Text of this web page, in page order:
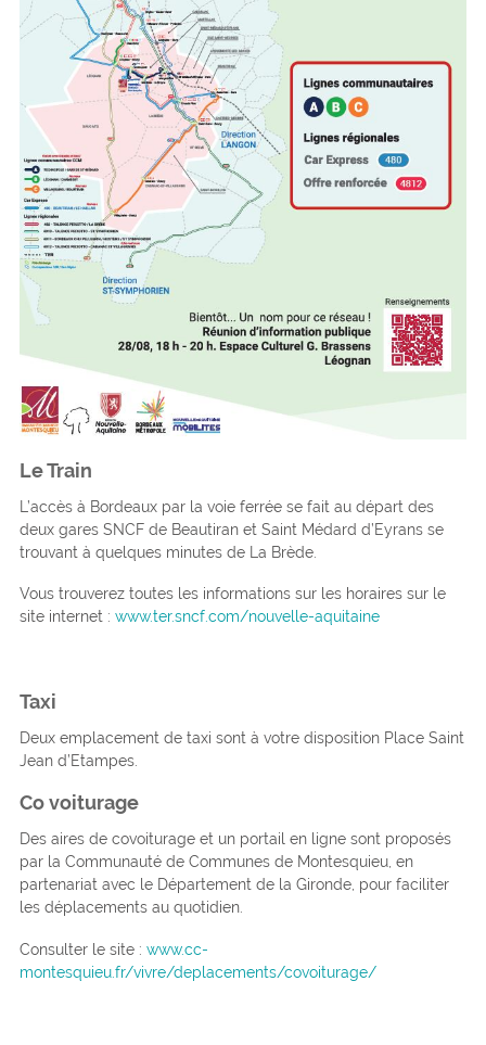
Le Train
L’accès à Bordeaux par la voie ferrée se fait au départ des
deux gares SNCF de Beautiran et Saint Médard d’Eyrans se
trouvant à quelques minutes de La Brède.
Vous trouverez toutes les informations sur les horaires sur le
site internet : www.ter.sncf.com/nouvelle-aquitaine
Taxi
Deux emplacement de taxi sont à votre disposition Place Saint
Jean d’Etampes.
Co voiturage
Des aires de covoiturage et un portail en ligne sont proposés
par la Communauté de Communes de Montesquieu, en
partenariat avec le Département de la Gironde, pour faciliter
les déplacements au quotidien.
Consulter le site : www.cc-
montesquieu.fr/vivre/deplacements/covoiturage/